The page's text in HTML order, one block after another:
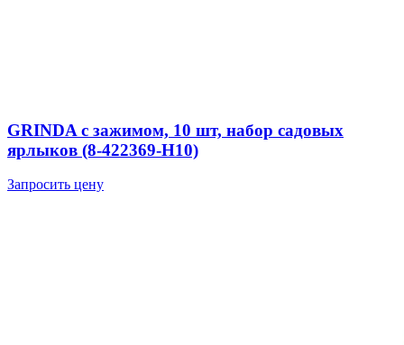
GRINDA с зажимом, 10 шт, набор садовых
ярлыков (8-422369-H10)
Запросить цену